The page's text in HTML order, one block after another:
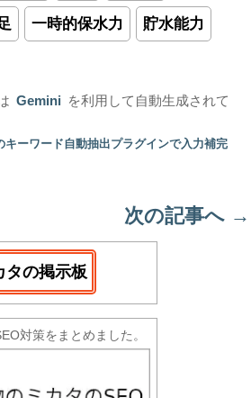
一時的保水力 貯水能力
Gemini
を利用して自動生成されて
キーワード自動抽出プラグインで入力補完
次の記事へ →
タの掲示板
対策をまとめました。